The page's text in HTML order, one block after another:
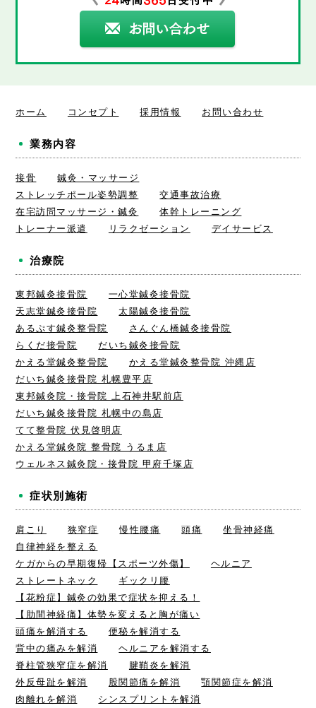
ホーム コンセプト 採用情報 お問い合わせ
業務内容
接骨
鍼灸・マッサージ
ストレッチポール姿勢調整
交通事故治療
在宅訪問マッサージ・鍼灸
体幹トレーニング
トレーナー派遣
リラクゼーション デイサービス
治療院
東邦鍼灸接骨院
一心堂鍼灸接骨院
天志堂鍼灸接骨院
太陽鍼灸接骨院
あるぷす鍼灸整骨院
さんぐん橋鍼灸接骨院
らくだ接骨院
だいち鍼灸接骨院
かえる堂鍼灸整骨院
かえる堂鍼灸整骨院 沖縄店
だいち鍼灸接骨院 札幌豊平店
東邦鍼灸院・接骨院 上石神井駅前店
だいち鍼灸接骨院 札幌中の島店
てて整骨院 伏見啓明店
かえる堂鍼灸院 整骨院 うるま店
ウェルネス鍼灸院・接骨院 甲府千塚店
症状別施術
肩こり 狭窄症 慢性腰痛 頭痛
坐骨神経痛
自律神経を整える
ケガからの早期復帰【スポーツ外傷】
ヘルニア
ストレートネック
ギックリ腰
【花粉症】鍼灸の効果で症状を抑える！
【肋間神経痛】体勢を変えると胸が痛い
頭痛を解消する
便秘を解消する
背中の痛みを解消
ヘルニアを解消する
脊柱管狭窄症を解消
腱鞘炎を解消
外反母趾を解消
股関節痛を解消
顎関節症を解消
肉離れを解消
シンスプリントを解消